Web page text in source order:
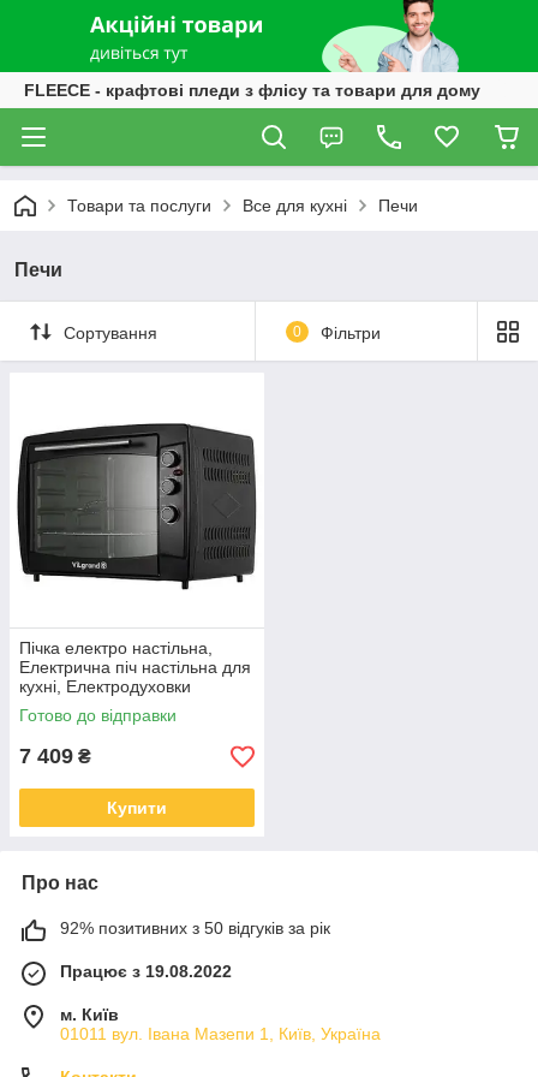
FLEECE - крафтові пледи з флісу та товари для дому
Товари та послуги Все для кухні Печи
Печи
Сортування 0 Фільтри
Пічка електро настільна,
Електрична піч настільна для
кухні, Електродуховки
настільні XD-92
Готово до відправки
7 409 ₴
Купити
Про нас
92% позитивних з 50 відгуків за рік
Працює з 19.08.2022
м. Київ
01011 вул. Івана Мазепи 1, Київ, Україна